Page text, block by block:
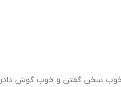
سخن گفتن و خوب گوش دادن